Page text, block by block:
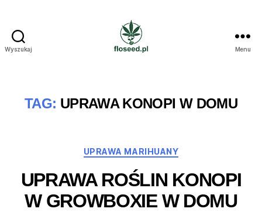
Wyszukaj Menu
TAG: UPRAWA KONOPI W DOMU
Kategorie
UPRAWA MARIHUANY
UPRAWA ROŚLIN KONOPI
W GROWBOXIE W DOMU